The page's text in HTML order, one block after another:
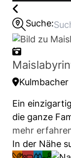
Suche:
Ein
die ganze
mehr
In der Nähe